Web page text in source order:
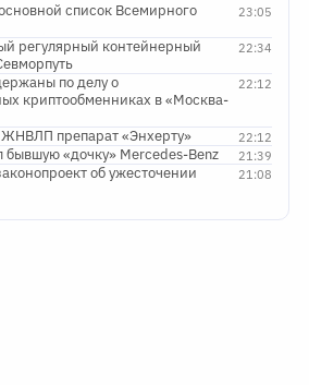
23:05
список Всемирного
22:34
регулярный контейнерный
22:12
по делу о
криптообменниках в «Москва-
22:12
препарат «Энхерту»
21:39
«дочку» Mercedes-Benz
21:08
об ужесточении